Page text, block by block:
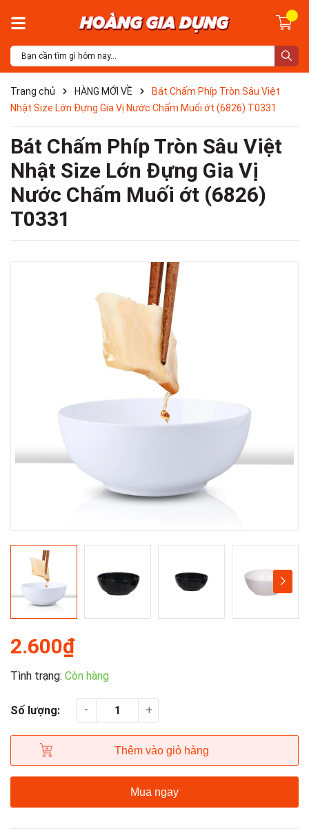
Trang chủ HÀNG MỚI VỀ
Bát Chấm Phíp Tròn Sâu Việt
Nhật Size Lớn Đựng Gia Vị Nước Chấm Muối ớt (6826) T0331
Bát Chấm Phíp Tròn Sâu Việt
Nhật Size Lớn Đựng Gia Vị
Nước Chấm Muối ớt (6826)
T0331
2.600₫
Tình trạng: Còn hàng
Số lượng: - +
Thêm vào giỏ hàng
Mua ngay